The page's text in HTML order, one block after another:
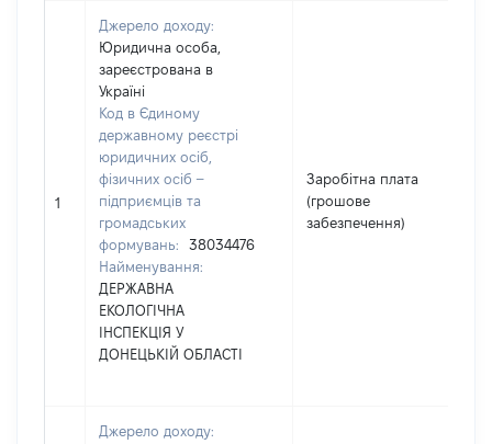
1
Джерело доходу:
Юридична особа,
зареєстрована в
Україні
Код в Єдиному
державному реєстрі
юридичних осіб,
фізичних осіб –
підприємців та
громадських
формувань:
38034476
Найменування:
ДЕРЖАВНА
ЕКОЛОГІЧНА
ІНСПЕКЦІЯ У
ДОНЕЦЬКІЙ ОБЛАСТІ
Заробітна плата
(грошове
забезпечення)
Джерело доходу: